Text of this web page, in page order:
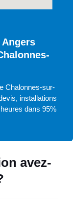
avez-
Chalonnes-sur-
installations
dans 95%